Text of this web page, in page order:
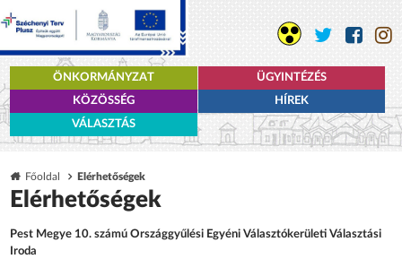
ÖNKORMÁNYZAT
ÜGYINTÉZÉS
KÖZÖSSÉG
HÍREK
VÁLASZTÁS
Főoldal Elérhetőségek
Elérhetőségek
Pest Megye 10. számú Országgyűlési Egyéni Választókerületi Választási
Iroda